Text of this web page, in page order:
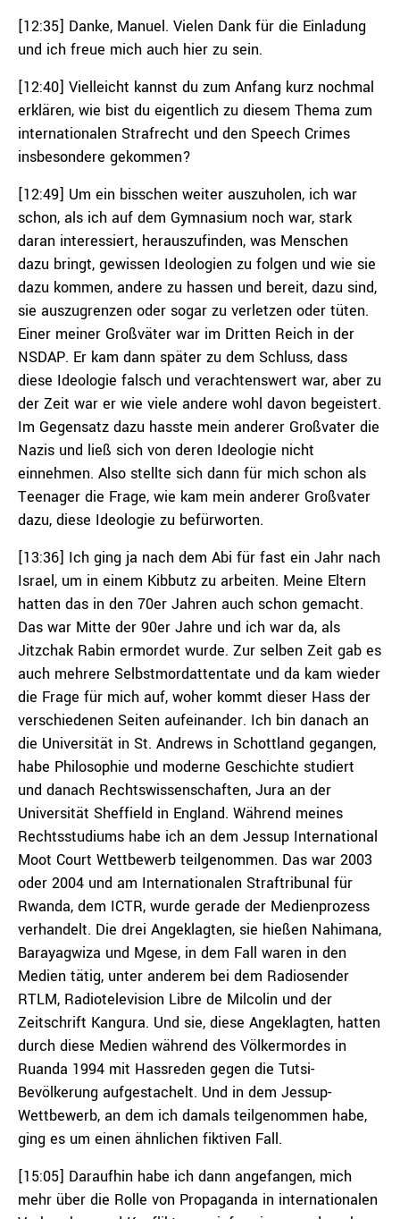
[12:35] Danke, Manuel. Vielen Dank für die Einladung
und ich freue mich auch hier zu sein.
[12:40] Vielleicht kannst du zum Anfang kurz nochmal
erklären, wie bist du eigentlich zu diesem Thema zum
internationalen Strafrecht und den Speech Crimes
insbesondere gekommen?
[12:49] Um ein bisschen weiter auszuholen, ich war
schon, als ich auf dem Gymnasium noch war, stark
daran interessiert, herauszufinden, was Menschen
dazu bringt, gewissen Ideologien zu folgen und wie sie
dazu kommen, andere zu hassen und bereit, dazu sind,
sie auszugrenzen oder sogar zu verletzen oder tüten.
Einer meiner Großväter war im Dritten Reich in der
NSDAP. Er kam dann später zu dem Schluss, dass
diese Ideologie falsch und verachtenswert war, aber zu
der Zeit war er wie viele andere wohl davon begeistert.
Im Gegensatz dazu hasste mein anderer Großvater die
Nazis und ließ sich von deren Ideologie nicht
einnehmen. Also stellte sich dann für mich schon als
Teenager die Frage, wie kam mein anderer Großvater
dazu, diese Ideologie zu befürworten.
[13:36] Ich ging ja nach dem Abi für fast ein Jahr nach
Israel, um in einem Kibbutz zu arbeiten. Meine Eltern
hatten das in den 70er Jahren auch schon gemacht.
Das war Mitte der 90er Jahre und ich war da, als
Jitzchak Rabin ermordet wurde. Zur selben Zeit gab es
auch mehrere Selbstmordattentate und da kam wieder
die Frage für mich auf, woher kommt dieser Hass der
verschiedenen Seiten aufeinander. Ich bin danach an
die Universität in St. Andrews in Schottland gegangen,
habe Philosophie und moderne Geschichte studiert
und danach Rechtswissenschaften, Jura an der
Universität Sheffield in England. Während meines
Rechtsstudiums habe ich an dem Jessup International
Moot Court Wettbewerb teilgenommen. Das war 2003
oder 2004 und am Internationalen Straftribunal für
Rwanda, dem ICTR, wurde gerade der Medienprozess
verhandelt. Die drei Angeklagten, sie hießen Nahimana,
Barayagwiza und Mgese, in dem Fall waren in den
Medien tätig, unter anderem bei dem Radiosender
RTLM, Radiotelevision Libre de Milcolin und der
Zeitschrift Kangura. Und sie, diese Angeklagten, hatten
durch diese Medien während des Völkermordes in
Ruanda 1994 mit Hassreden gegen die Tutsi-
Bevölkerung aufgestachelt. Und in dem Jessup-
Wettbewerb, an dem ich damals teilgenommen habe,
ging es um einen ähnlichen fiktiven Fall.
[15:05] Daraufhin habe ich dann angefangen, mich
mehr über die Rolle von Propaganda in internationalen